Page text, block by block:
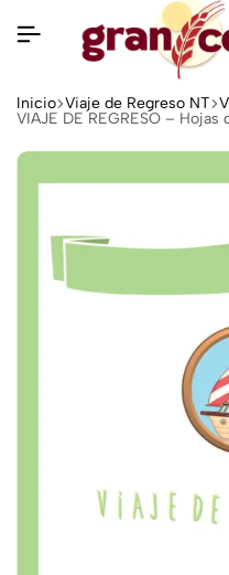
Inicio Viaje de Regreso NT
VIAJE DE REGRESO –